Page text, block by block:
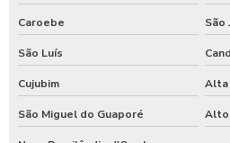
Caroebe São
São Luís
Cujubim Alta
São Miguel do Guaporé Alto